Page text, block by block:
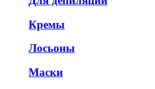
Кремы
Лосьоны
Маски